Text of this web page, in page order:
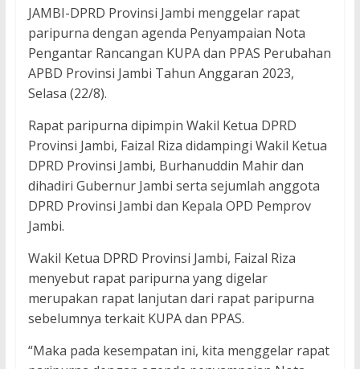
JAMBI-DPRD Provinsi Jambi menggelar rapat
paripurna dengan agenda Penyampaian Nota
Pengantar Rancangan KUPA dan PPAS Perubahan
APBD Provinsi Jambi Tahun Anggaran 2023,
Selasa (22/8).
Rapat paripurna dipimpin Wakil Ketua DPRD
Provinsi Jambi, Faizal Riza didampingi Wakil Ketua
DPRD Provinsi Jambi, Burhanuddin Mahir dan
dihadiri Gubernur Jambi serta sejumlah anggota
DPRD Provinsi Jambi dan Kepala OPD Pemprov
Jambi.
Wakil Ketua DPRD Provinsi Jambi, Faizal Riza
menyebut rapat paripurna yang digelar
merupakan rapat lanjutan dari rapat paripurna
sebelumnya terkait KUPA dan PPAS.
“Maka pada kesempatan ini, kita menggelar rapat